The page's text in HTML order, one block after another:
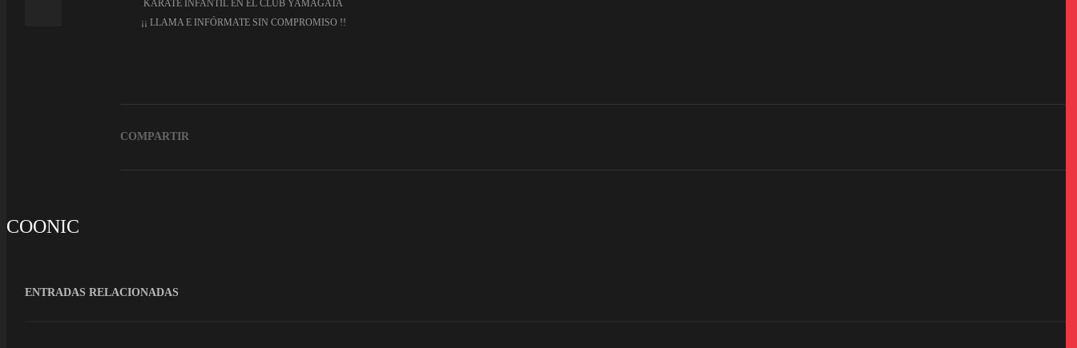
KARATE INFANTIL EN EL CLUB YAMAGATA
¡¡ LLAMA E INFÓRMATE SIN COMPROMISO !!
COMPARTIR
COONIC
ENTRADAS RELACIONADAS